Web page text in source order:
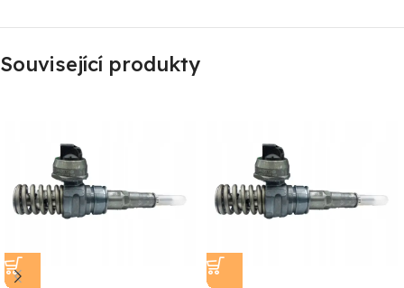
Související produkty